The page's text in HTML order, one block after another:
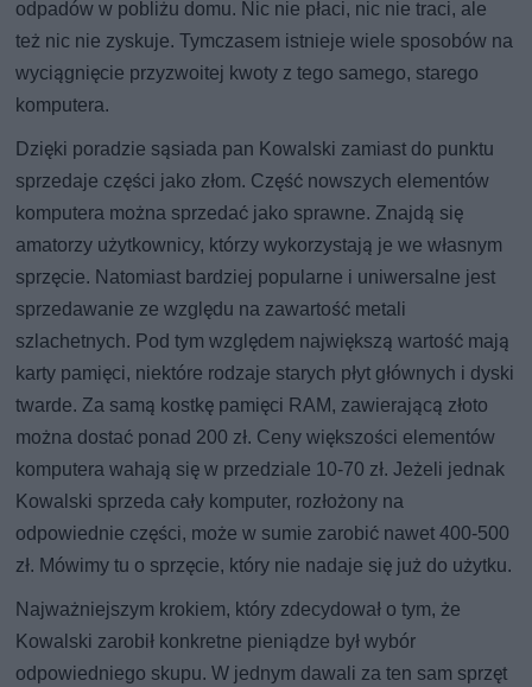
odpadów w pobliżu domu. Nic nie płaci, nic nie traci, ale
też nic nie zyskuje. Tymczasem istnieje wiele sposobów na
wyciągnięcie przyzwoitej kwoty z tego samego, starego
komputera.
Dzięki poradzie sąsiada pan Kowalski zamiast do punktu
sprzedaje części jako złom. Część nowszych elementów
komputera można sprzedać jako sprawne. Znajdą się
amatorzy użytkownicy, którzy wykorzystają je we własnym
sprzęcie. Natomiast bardziej popularne i uniwersalne jest
sprzedawanie ze względu na zawartość metali
szlachetnych. Pod tym względem największą wartość mają
karty pamięci, niektóre rodzaje starych płyt głównych i dyski
twarde. Za samą kostkę pamięci RAM, zawierającą złoto
można dostać ponad 200 zł. Ceny większości elementów
komputera wahają się w przedziale 10-70 zł. Jeżeli jednak
Kowalski sprzeda cały komputer, rozłożony na
odpowiednie części, może w sumie zarobić nawet 400-500
zł. Mówimy tu o sprzęcie, który nie nadaje się już do użytku.
Najważniejszym krokiem, który zdecydował o tym, że
Kowalski zarobił konkretne pieniądze był wybór
odpowiedniego skupu. W jednym dawali za ten sam sprzęt